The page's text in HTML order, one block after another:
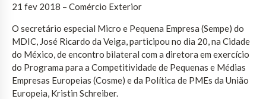
21 fev 2018 – Comércio Exterior
O secretário especial Micro e Pequena Empresa (Sempe) do
MDIC, José Ricardo da Veiga, participou no dia 20, na Cidade
do México, de encontro bilateral com a diretora em exercício
do Programa para a Competitividade de Pequenas e Médias
Empresas Europeias (Cosme) e da Política de PMEs da União
Europeia, Kristin Schreiber.